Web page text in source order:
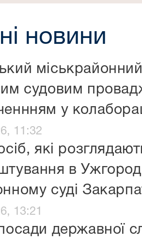
новини
судовим
у
11:32
які
в
суді
13:21
державної